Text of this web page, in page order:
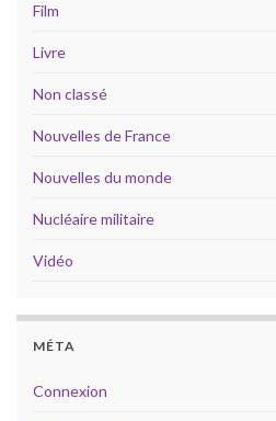
Film
Livre
Non classé
Nouvelles de France
Nouvelles du monde
Nucléaire militaire
Vidéo
MÉTA
Connexion